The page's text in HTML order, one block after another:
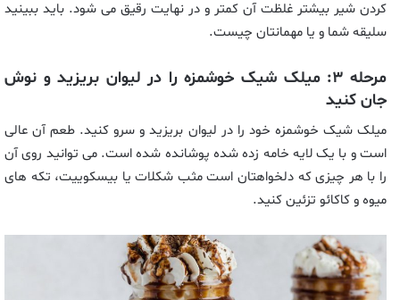
کردن شیر بیشتر غلظت آن کمتر و در نهایت رقیق می شود. باید ببینید
سلیقه شما و یا مهمانتان چیست.
مرحله ۳: میلک شیک خوشمزه را در لیوان بریزید و نوش
جان کنید
میلک شیک خوشمزه خود را در لیوان بریزید و سرو کنید. طعم آن عالی
است و با یک لایه خامه زده شده پوشانده شده است. می توانید روی آن
را با هر چیزی که دلخواهتان است مثب شکلات یا بیسکوییت، تکه های
میوه و کاکائو تزئین کنید.